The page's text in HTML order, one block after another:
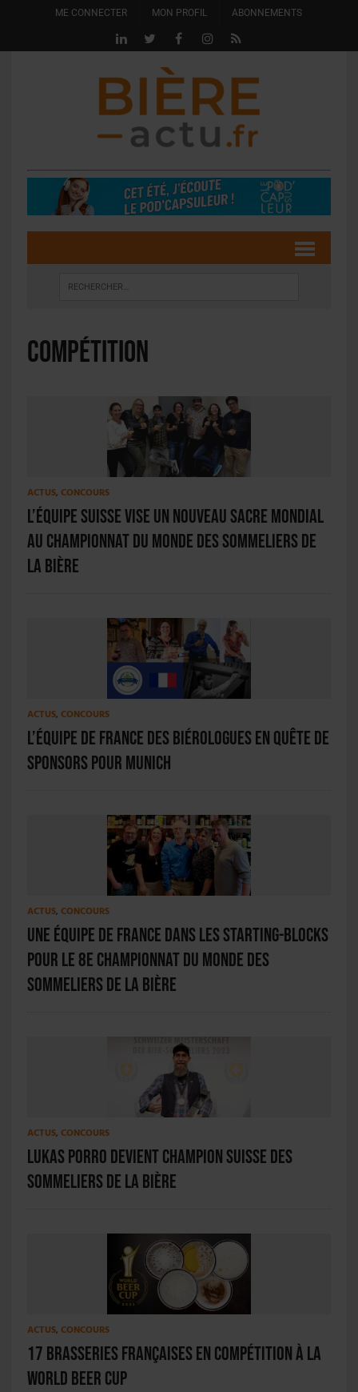
ME CONNECTER MON PROFIL ABONNEMENTS
compétition
ACTUS, CONCOURS
L’équipe suisse vise un nouveau sacre mondial
au Championnat du monde des sommeliers de
la bière
ACTUS, CONCOURS
L’équipe de France des biérologues en quête de
sponsors pour Munich
ACTUS, CONCOURS
Une équipe de France dans les starting-blocks
pour le 8e Championnat du monde des
sommeliers de la bière
ACTUS, CONCOURS
Lukas Porro devient champion suisse des
sommeliers de la bière
ACTUS, CONCOURS
17 brasseries françaises en compétition à la
World Beer Cup